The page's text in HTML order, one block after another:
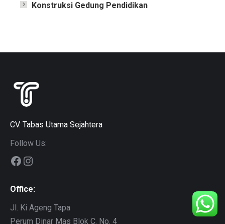
Konstruksi Gedung Pendidikan
CV. Tabas Utama Sejahtera
Follow Us:
Office:
Jl. Ki Ageng Tapa
Perum Dinar Mas Blok C. No. 4